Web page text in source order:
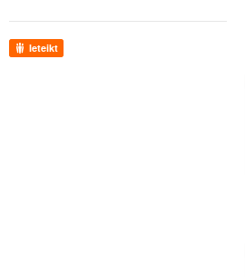
Ieteikt